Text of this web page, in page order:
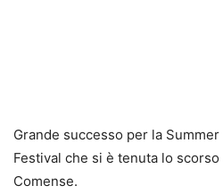
Grande successo per la
Festival che si è tenuta lo
Comense.